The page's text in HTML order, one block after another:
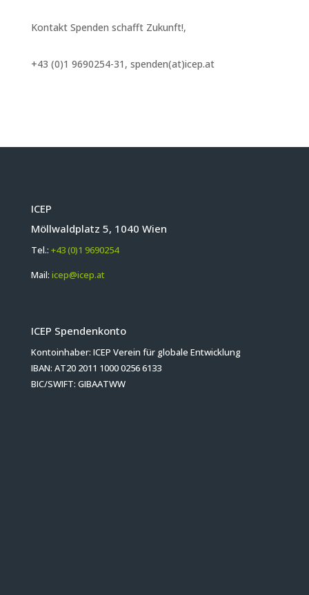
Kontakt Spenden schafft Zukunft!,
+43 (0)1 9690254-31, spenden(at)icep.at
ICEP
Möllwaldplatz 5, 1040 Wien
Tel.: +43 (0)1 9690254
Mail: icep@icep.at
ICEP Spendenkonto
Kontoinhaber: ICEP Verein für globale Entwicklung
IBAN: AT20 2011 1000 0256 6133
BIC/SWIFT: GIBAATWW